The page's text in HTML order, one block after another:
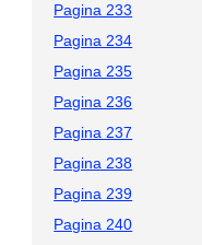
Pagina 233
Pagina 234
Pagina 235
Pagina 236
Pagina 237
Pagina 238
Pagina 239
Pagina 240